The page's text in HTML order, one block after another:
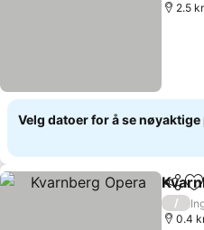
2.5
Velg datoer for å se
Del
/
0.4